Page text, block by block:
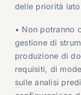
delle priorità
• Non potranno
gestione di
produzione di
requisiti, di
sulle analisi